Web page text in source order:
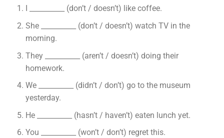
I __________ (don’t / doesn’t) like coffee.
She __________ (don’t / doesn’t) watch TV in the
morning.
They __________ (aren’t / doesn’t) doing their
homework.
We __________ (didn’t / don’t) go to the museum
yesterday.
He __________ (hasn’t / haven’t) eaten lunch yet.
You __________ (won’t / don’t) regret this.